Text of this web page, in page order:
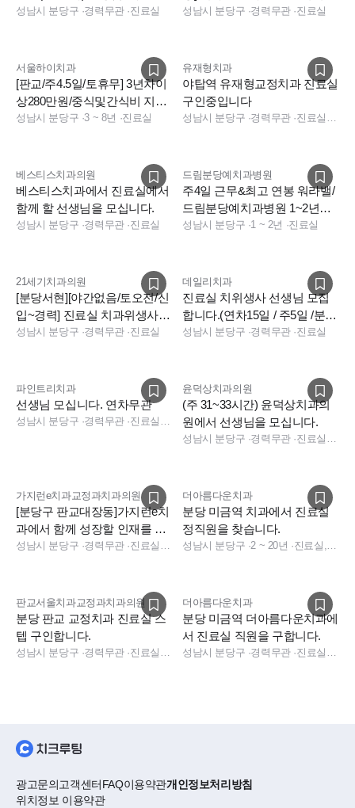
일 아르바이트 충원
성남시 분당구 ·경력무관·진료실
사 모십니다
성남시 분당구 ·경력무관·진료실
서울하이치과
[판교/주4.5일/토휴무] 3년차이
상280만원/중식및간식비 지원
+공휴일유급휴가(연차미차감)
성남시 분당구 ·3 ~ 8년 ·진료실
유재형치과
야탑역 유재형교정치과 진료실
구인중입니다
성남시 분당구 ·경력무관· 진료실, 진료실
베스티스치과의원
베스티스치과에서 진료실에서
함께 할 선생님을 모십니다.
성남시 분당구 ·경력무관·진료실
드림분당예치과병원
주4일 근무&최고 연봉 워라밸/
드림분당예치과병원 1~2년차
치과위생사 모집
성남시 분당구 ·1 ~ 2년 ·진료실
21세기치과의원
[분당서현][야간없음/토오전/신
입~경력] 진료실 치과위생사
모십니다
성남시 분당구 ·경력무관·진료실
데일리치과
진료실 치위생사 선생님 모집
합니다.(연차15일 / 주5일 /분당
선.신분당선/정자역)
성남시 분당구 ·경력무관·진료실
파인트리치과
선생님 모십니다. 연차무관
성남시 분당구 ·경력무관· 진료실, 데스크, 진료팀장, 상담, 실장
윤덕상치과의원
(주 31~33시간) 윤덕상치과의
원에서 선생님을 모십니다.
성남시 분당구 ·경력무관· 진료실, 데스크
가지런e치과교정과치과의원
[분당구 판교대장동]가지런e치
과에서 함께 성장할 인재를 찾
습니다!
성남시 분당구 ·경력무관· 진료실, 데스크
더아름다운치과
분당 미금역 치과에서 진료실
정직원을 찾습니다.
성남시 분당구 ·2 ~ 20년 · 진료실, 진료팀장
판교서울치과교정과치과의원
분당 판교 교정치과 진료실 스
텝 구인합니다.
성남시 분당구 ·경력무관· 진료실, 진료팀장, 보험청구, 상담
더아름다운치과
분당 미금역 더아름다운치과에
서 진료실 직원을 구합니다.
성남시 분당구 ·경력무관· 진료실, 진료팀장
광고문의고객센터FAQ이용약관개인정보처리방침
위치정보 이용약관